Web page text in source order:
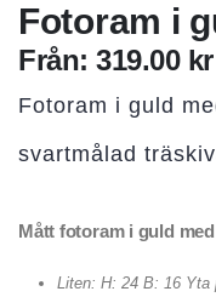
Fotoram i
Från:319.00 kr
Fotoram i guld
svartmålad
Mått fotoram i guld
Liten: H: 24 B: 16